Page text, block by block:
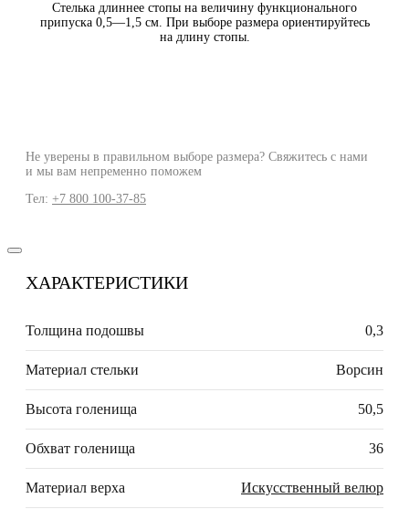
Стелька длиннее стопы на величину функционального
припуска 0,5—1,5 см. При выборе размера ориентируйтесь
на длину стопы.
Не уверены в правильном выборе размера? Свяжитесь с нами
и мы вам непременно поможем
Тел: +7 800 100-37-85
ХАРАКТЕРИСТИКИ
Толщина подошвы 0,3
Материал стельки Ворсин
Высота голенища 50,5
Обхват голенища 36
Материал верха Искусственный велюр